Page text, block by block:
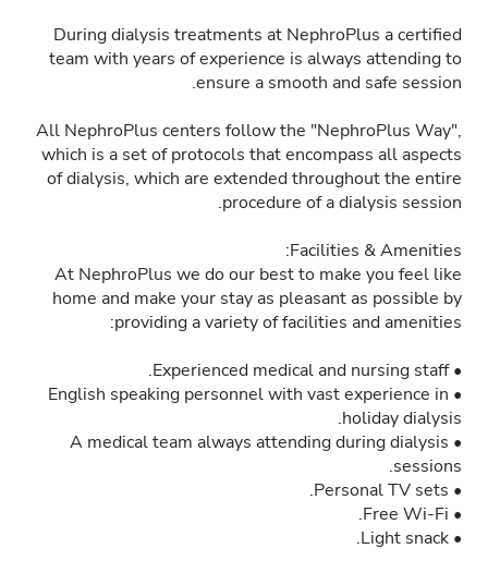
During dialysis treatments at NephroPlus a certified
team with years of experience is always attending to
ensure a smooth and safe session.
All NephroPlus centers follow the "NephroPlus Way",
which is a set of protocols that encompass all aspects
of dialysis, which are extended throughout the entire
procedure of a dialysis session.
Facilities & Amenities:
At NephroPlus we do our best to make you feel like
home and make your stay as pleasant as possible by
providing a variety of facilities and amenities:
• Experienced medical and nursing staff.
• English speaking personnel with vast experience in
holiday dialysis.
• A medical team always attending during dialysis
sessions.
• Personal TV sets.
• Free Wi-Fi.
• Light snack.